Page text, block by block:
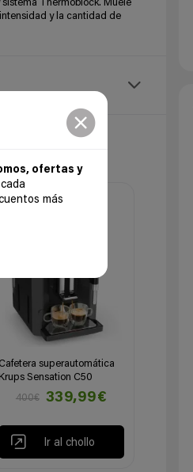
ofertas y
más
Thermoblock. Muele
y la cantidad de
-15%
Cafetera superautomática
Krups Sensation C50
400€
339,99€
Ir al chollo